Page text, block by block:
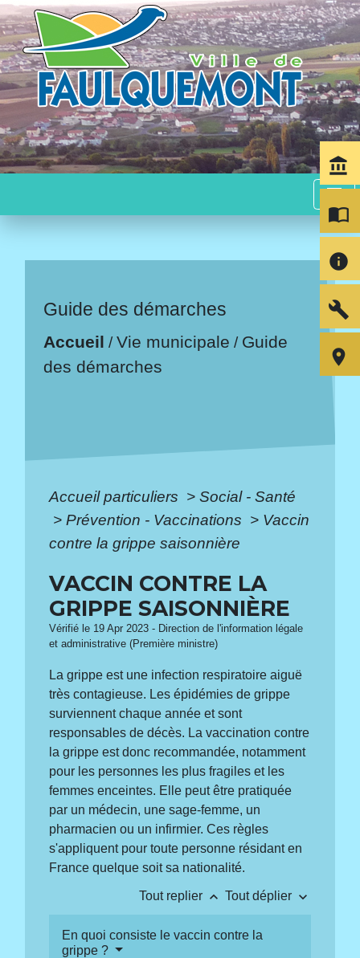
menu
Guide des démarches
Accueil /Vie municipale / Guide
des démarches
Accueil particuliers > Social - Santé
> Prévention - Vaccinations > Vaccin
contre la grippe saisonnière
VACCIN CONTRE LA
GRIPPE SAISONNIÈRE
Vérifié le 19 Apr 2023 - Direction de l'information légale
et administrative (Première ministre)
La grippe est une infection respiratoire aiguë
très contagieuse. Les épidémies de grippe
surviennent chaque année et sont
responsables de décès. La vaccination contre
la grippe est donc recommandée, notamment
pour les personnes les plus fragiles et les
femmes enceintes. Elle peut être pratiquée
par un médecin, une sage-femme, un
pharmacien ou un infirmier. Ces règles
s'appliquent pour toute personne résidant en
France quelque soit sa nationalité.
Tout replier keyboard_arrow_up Tout déplier keyboard_arrow_down
En quoi consiste le vaccin contre la
grippe ?
account_balance
import_contacts
info
build
room